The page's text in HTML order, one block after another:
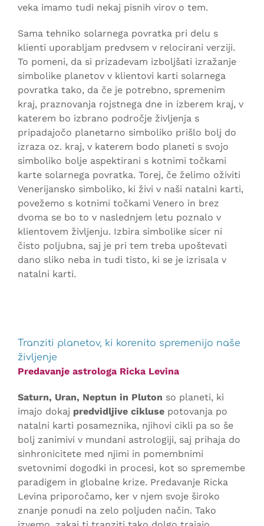
veka imamo tudi nekaj pisnih virov o tem.
Sama tehniko solarnega povratka pri delu s
klienti uporabljam predvsem v relocirani verziji.
To pomeni, da si prizadevam izboljšati izražanje
simbolike planetov v klientovi karti solarnega
povratka tako, da če je potrebno, spremenim
kraj, praznovanja rojstnega dne in izberem kraj, v
katerem bo izbrano področje življenja s
pripadajočo planetarno simboliko prišlo bolj do
izraza oz. kraj, v katerem bodo planeti s svojo
simboliko bolje aspektirani s kotnimi točkami
karte solarnega povratka. Torej, če želimo oživiti
Venerijansko simboliko, ki živi v naši natalni karti,
povežemo s kotnimi točkami Venero in brez
dvoma se bo to v naslednjem letu poznalo v
klientovem življenju. Izbira simbolike sicer ni
čisto poljubna, saj je pri tem treba upoštevati
dano sliko neba in tudi tisto, ki se je izrisala v
natalni karti.
Tranziti planetov, ki korenito spremenijo naše
življenje
Predavanje astrologa Ricka Levina
Saturn, Uran, Neptun in Pluton so planeti, ki
imajo dokaj predvidljive cikluse potovanja po
natalni karti posameznika, njihovi cikli pa so še
bolj zanimivi v mundani astrologiji, saj prihaja do
sinhronicitete med njimi in pomembnimi
svetovnimi dogodki in procesi, kot so spremembe
paradigem in globalne krize. Predavanje Ricka
Levina priporočamo, ker v njem svoje široko
znanje ponudi na zelo poljuden način. Tako